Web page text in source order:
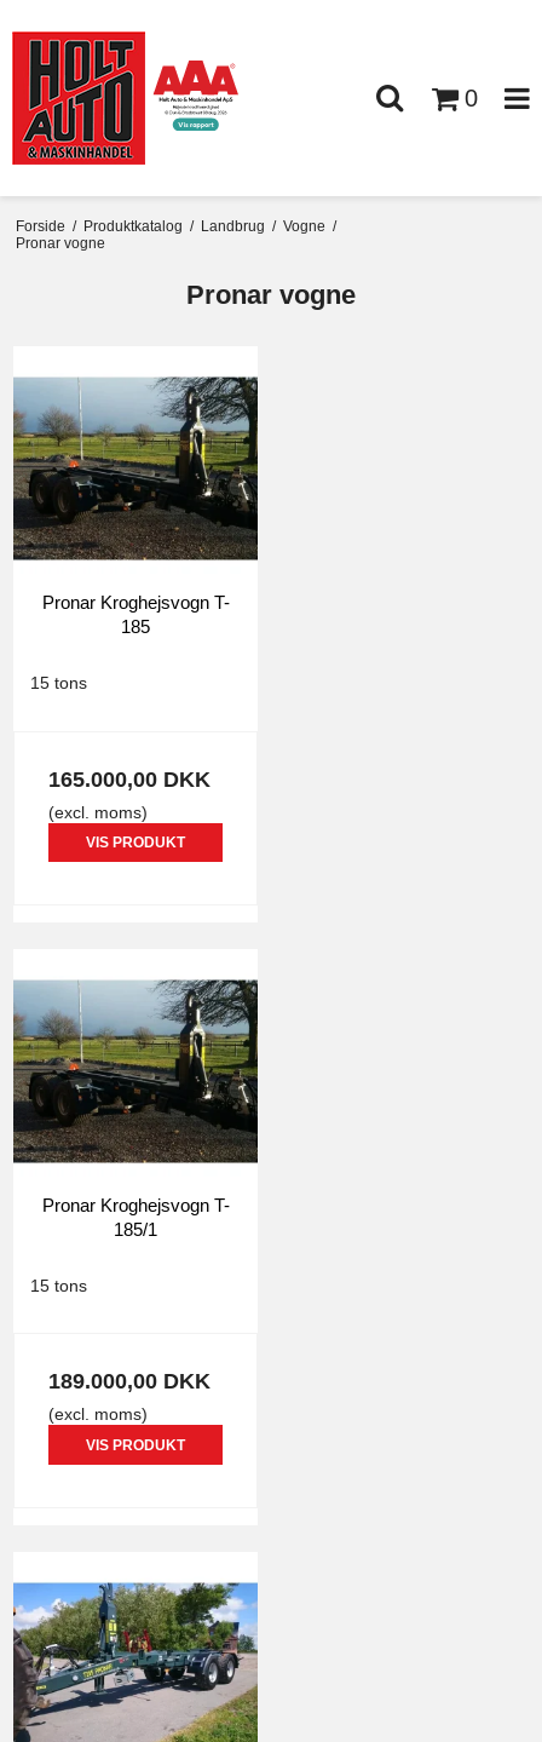
0
Forside / Produktkatalog / Landbrug / Vogne /
Pronar vogne
Pronar vogne
Pronar Kroghejsvogn T-
185
15 tons
165.000,00 DKK
(excl. moms)
VIS PRODUKT
Pronar Kroghejsvogn T-
185/1
15 tons
189.000,00 DKK
(excl. moms)
VIS PRODUKT